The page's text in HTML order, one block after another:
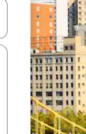
pomocou